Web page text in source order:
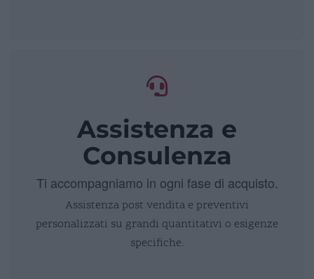
Assistenza e
Consulenza
Ti accompagniamo in ogni fase di acquisto.
Assistenza post vendita e preventivi
personalizzati su grandi quantitativi o esigenze
specifiche.